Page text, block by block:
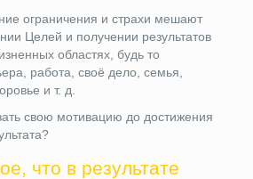
ограничения и страхи мешают
Целей и получении результатов
областях, будь то
работа, своё дело, семья,
и т. д.
свою мотивацию до достижения
что в результате